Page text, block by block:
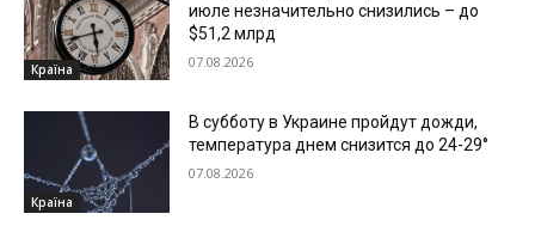
Країна
июле незначительно снизились – до
$51,2 млрд
07.08.2026
Країна
В субботу в Украине пройдут дожди,
температура днем снизится до 24-29°
07.08.2026